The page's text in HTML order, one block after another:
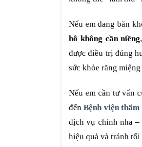
Nếu em đang băn
hô không cần niềng
được điều trị đúng
sức khỏe răng
Nếu em cần tư vấn
đếnBệnh viện
dịch vụ chỉnh nha –
hiệu quả và tránh